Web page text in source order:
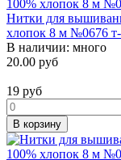
Нитки для
хлопок 8 м №0676
В наличии: много
20.00 руб
19 руб
В корзину